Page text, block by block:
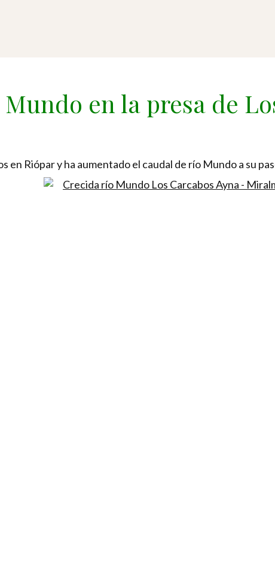
en la presa de
en Riópar y ha aumentado el caudal de río Mundo a su